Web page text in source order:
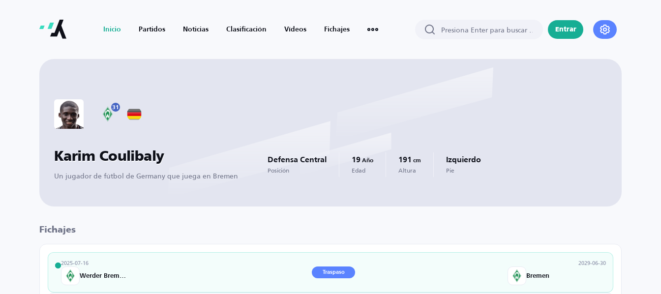
Inicio Partidos Noticias Clasificación Vídeos Fichajes Entrar
31
Karim Coulibaly
Un jugador de fútbol de Germany que juega en Bremen
Defensa Central
Posición
19 Año
Edad
191 cm
Altura
Izquierdo
Pie
Fichajes
2025-07-16
Traspaso
2029-06-30
Bremen